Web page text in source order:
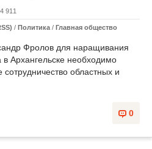
4 911
/ Политика / Главная общество
Фролов для наращивания
Архангельске необходимо
сотрудничество областных и
0